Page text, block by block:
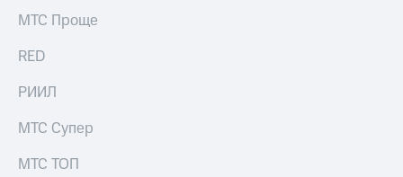
развитие
На главную
МТС Проще
RED
РИИЛ
МТС Супер
МТС ТОП